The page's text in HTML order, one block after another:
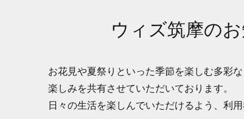
ウィズ筑摩の
お花見や夏祭りといった季節を楽しむ多彩
楽しみを共有させていただいております。
日々の生活を楽しんでいただけるよう、利